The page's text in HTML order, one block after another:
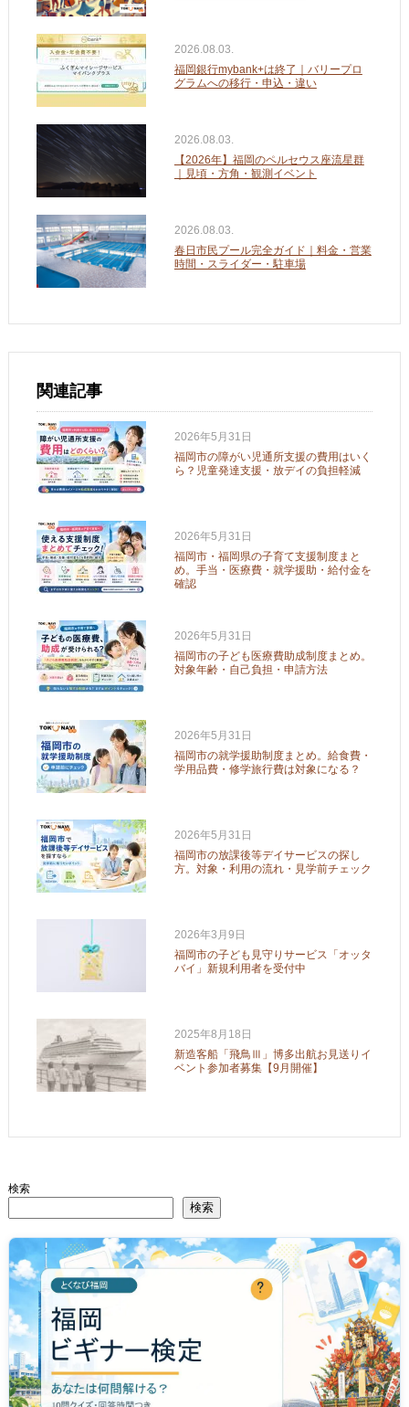
2026.08.03.
福岡銀行mybank+は終了｜バリープロ
グラムへの移行・申込・違い
2026.08.03.
【2026年】福岡のペルセウス座流星群
｜見頃・方角・観測イベント
2026.08.03.
春日市民プール完全ガイド｜料金・営業
時間・スライダー・駐車場
関連記事
2026年5月31日
福岡市の障がい児通所支援の費用はいく
ら？児童発達支援・放デイの負担軽減
2026年5月31日
福岡市・福岡県の子育て支援制度まと
め。手当・医療費・就学援助・給付金を
確認
2026年5月31日
福岡市の子ども医療費助成制度まとめ。
対象年齢・自己負担・申請方法
2026年5月31日
福岡市の就学援助制度まとめ。給食費・
学用品費・修学旅行費は対象になる？
2026年5月31日
福岡市の放課後等デイサービスの探し
方。対象・利用の流れ・見学前チェック
2026年3月9日
福岡市の子ども見守りサービス「オッタ
バイ」新規利用者を受付中
2025年8月18日
新造客船「飛鳥Ⅲ」博多出航お見送りイ
ベント参加者募集【9月開催】
検索
検索